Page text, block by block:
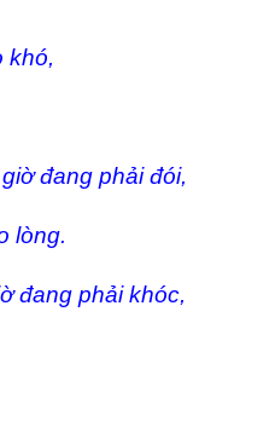
khó,
đang phải đói,
lòng.
đang phải khóc,